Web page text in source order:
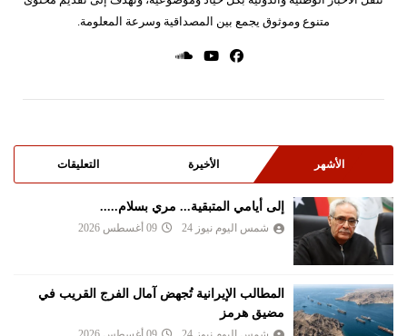
متنوع وموثوق يجمع بين المصداقية وسرعة المعلومة.
الأشهر الأخيرة التعليقات
إلى أيامي المتبقية... مري بسلام.....
شمس اليوم نيوز 24 09 أغسطس 2026
المطالب الإيرانية تُجهض آمال الفرج القريب في
مضيق هرمز